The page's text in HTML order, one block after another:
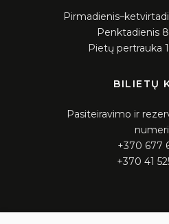
Penktadienis
Pietų pertrauka
BILIETŲ
Pasiteiravimo ir
+370 677
+370 41